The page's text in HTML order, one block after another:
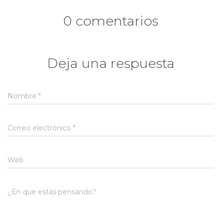
0 comentarios
Deja una respuesta
Nombre *
Correo electrónico *
Web
¿En qué estás pensando?